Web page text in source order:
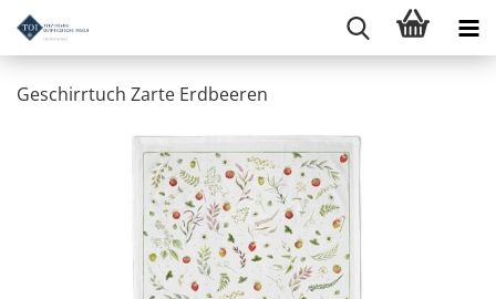
Geschirrtuch Zarte Erdbeeren